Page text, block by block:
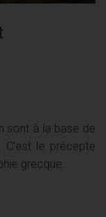
sont à la base de
le précepte
grecque.